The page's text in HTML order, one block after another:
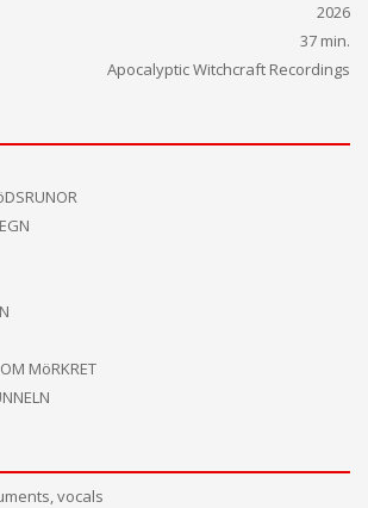
2026
37 min.
Apocalyptic Witchcraft Recordings
MöRKRET
vocals